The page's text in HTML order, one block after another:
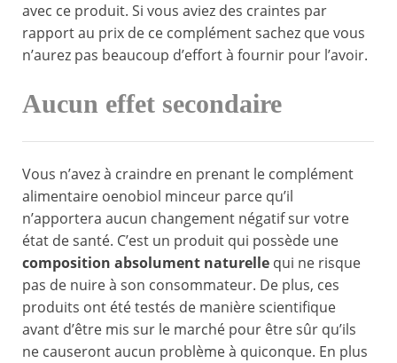
avec ce produit. Si vous aviez des craintes par
rapport au prix de ce complément sachez que vous
n’aurez pas beaucoup d’effort à fournir pour l’avoir.
Aucun effet secondaire
Vous n’avez à craindre en prenant le complément
alimentaire oenobiol minceur parce qu’il
n’apportera aucun changement négatif sur votre
état de santé. C’est un produit qui possède une
composition absolument naturelle qui ne risque
pas de nuire à son consommateur. De plus, ces
produits ont été testés de manière scientifique
avant d’être mis sur le marché pour être sûr qu’ils
ne causeront aucun problème à quiconque. En plus